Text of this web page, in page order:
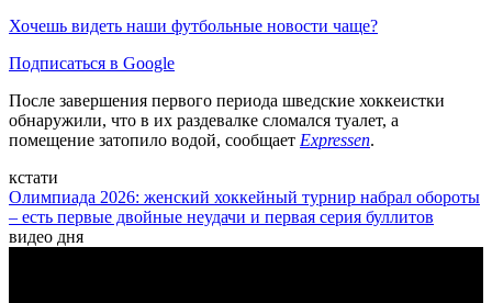
Хочешь видеть наши футбольные новости чаще?
Подписаться в Google
После завершения первого периода шведские хоккеистки
обнаружили, что в их раздевалке сломался туалет, а
помещение затопило водой, сообщает Expressen.
кстати
Олимпиада 2026: женский хоккейный турнир набрал обороты
– есть первые двойные неудачи и первая серия буллитов
видео дня